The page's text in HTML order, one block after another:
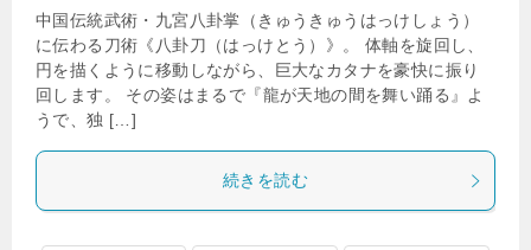
中国伝統武術・九宮八卦掌（きゅうきゅうはっけしょう）
に伝わる刀術《八卦刀（はっけとう）》。 体軸を旋回し、
円を描くように移動しながら、巨大なカタナを豪快に振り
回します。 その姿はまるで『龍が天地の間を舞い踊る』よ
うで、独 […]
続きを読む